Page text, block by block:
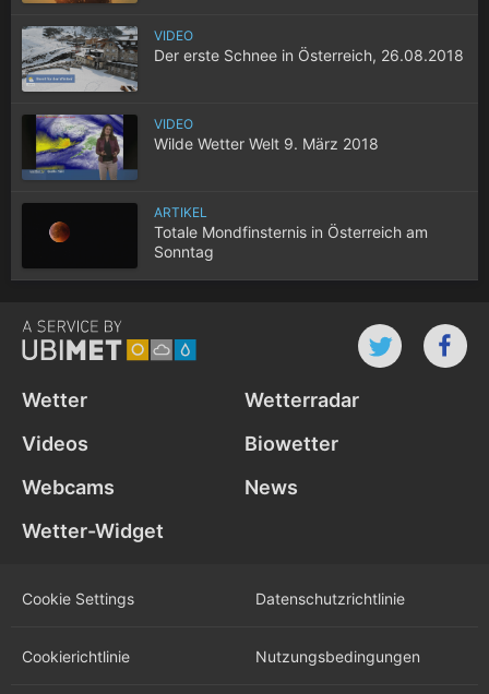
VIDEO
Der erste Schnee in Österreich, 26.08.2018
VIDEO
Wilde Wetter Welt 9. März 2018
ARTIKEL
Totale Mondfinsternis in Österreich am
Sonntag
Wetter
Wetterradar
Videos
Biowetter
Webcams
News
Wetter-Widget
Cookie Settings Datenschutz­richtlinie
Cookie­richtlinie Nutzungs­bedingungen